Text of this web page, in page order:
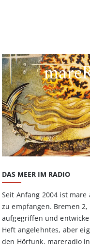
DAS MEER IM RADIO
Seit Anfang 2004 ist
zu empfangen. Bremen
aufgegriffen und
Heft angelehntes, aber
den Hörfunk. mareradio